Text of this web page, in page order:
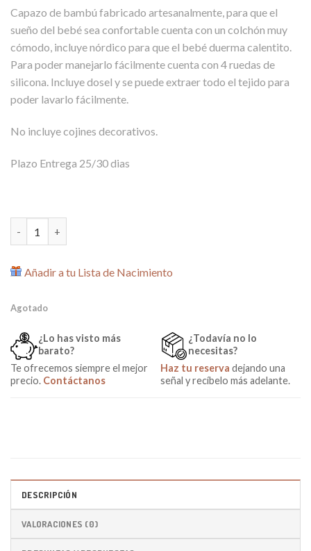
Capazo de bambú fabricado artesanalmente, para que el
sueño del bebé sea confortable cuenta con un colchón muy
cómodo, incluye nórdico para que el bebé duerma calentito.
Para poder manejarlo fácilmente cuenta con 4 ruedas de
silicona. Incluye dosel y se puede extraer todo el tejido para
poder lavarlo fácilmente.
No incluye cojines decorativos.
Plazo Entrega 25/30 dias
Añadir a tu Lista de Nacimiento
Agotado
¿Lo has visto más
barato?
Te ofrecemos siempre el mejor
precio. Contáctanos
¿Todavía no lo
necesitas?
Haz tu reserva dejando una
señal y recíbelo más adelante.
DESCRIPCIÓN
VALORACIONES (0)